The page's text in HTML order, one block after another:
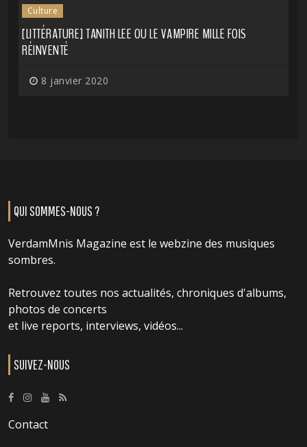
Culture
[LITTÉRATURE] TANITH LEE OU LE VAMPIRE MILLE FOIS
RÉINVENTÉ
8 janvier 2020
QUI SOMMES-NOUS ?
VerdamMnis Magazine est le webzine des musiques
sombres.
Retrouvez toutes nos actualités, chroniques d'albums,
photos de concerts
et live reports, interviews, vidéos...
SUIVEZ-NOUS
Contact